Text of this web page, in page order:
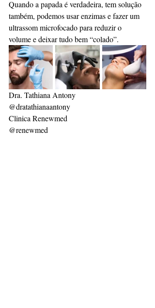
Quando a papada é verdadeira, tem solução
também, podemos usar enzimas e fazer um
ultrassom microfocado para reduzir o
volume e deixar tudo bem “colado”.
Dra. Tathiana Antony
@dratathianaantony
Clinica Renewmed
@renewmed